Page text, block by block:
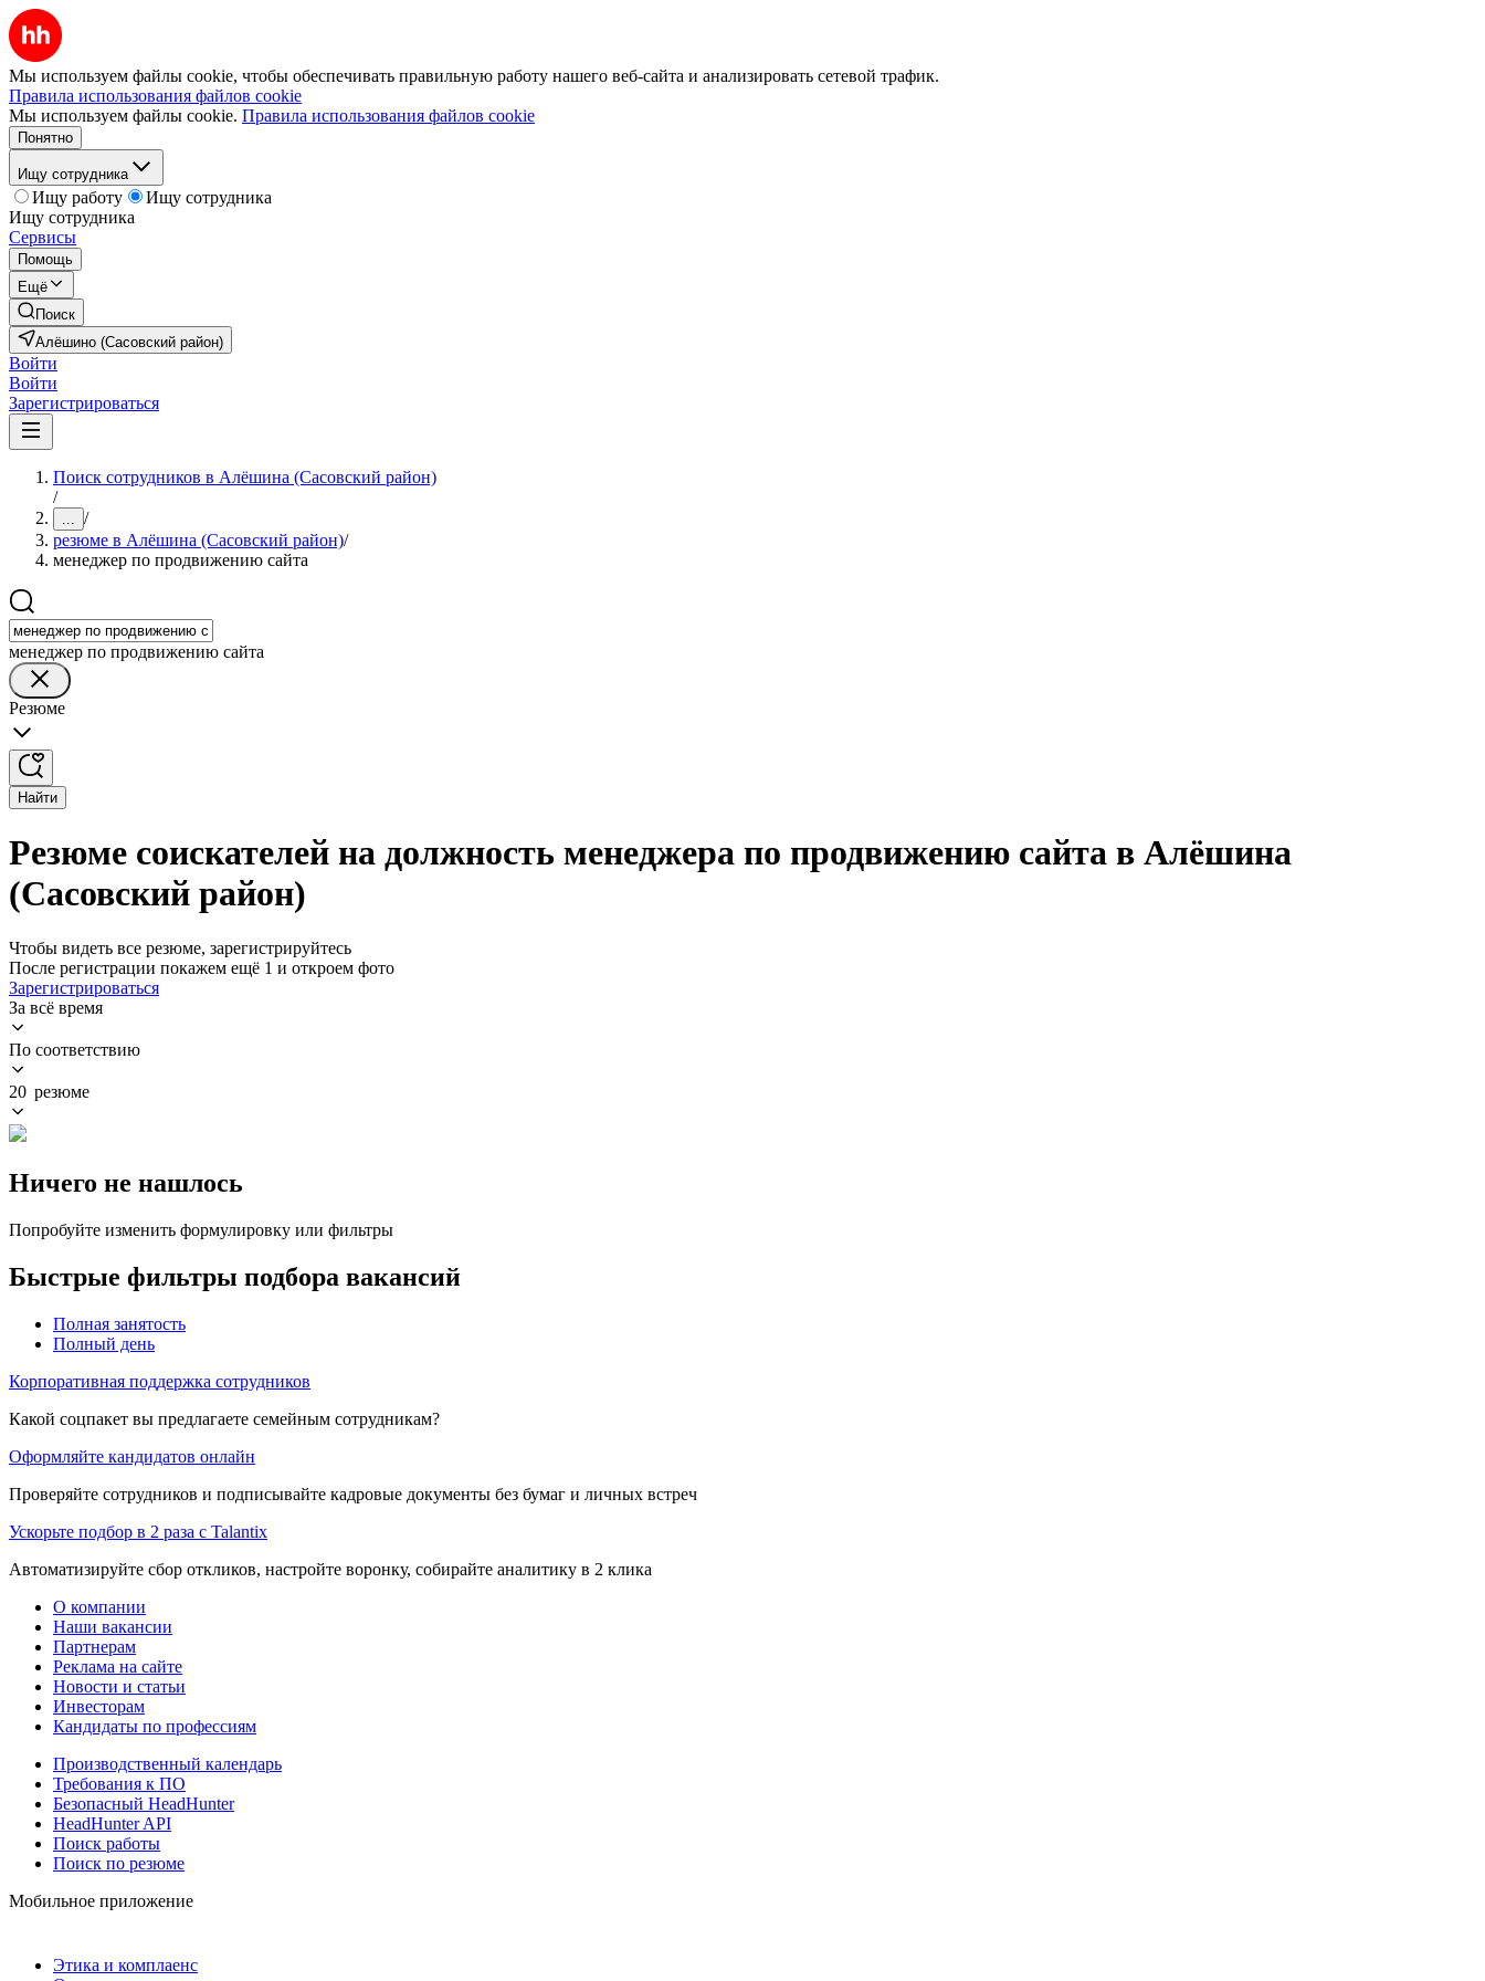
Мы используем файлы cookie, чтобы обеспечивать правильную работу нашего веб-сайта и анализировать сетевой трафик.
Правила использования файлов cookie
Мы используем файлы cookie. Правила использования файлов cookie
Понятно
Ищу сотрудника
Ищу работу
Ищу сотрудника
Ищу сотрудника
Сервисы
Помощь
Ещё
Поиск
Алёшино (Сасовский район)
Войти
Войти
Зарегистрироваться
Поиск сотрудников в Алёшина (Сасовский район)
/
... /
резюме в Алёшина (Сасовский район)/
менеджер по продвижению сайта
менеджер по продвижению сайта
Резюме
Найти
Резюме соискателей на должность менеджера по продвижению сайта в Алёшина
(Сасовский район)
Чтобы видеть все резюме, зарегистрируйтесь
После регистрации покажем ещё 1 и откроем фото
Зарегистрироваться
За всё время
По соответствию
20 резюме
Ничего не нашлось
Попробуйте изменить формулировку или фильтры
Быстрые фильтры подбора вакансий
Полная занятость
Полный день
Корпоративная поддержка сотрудников
Какой соцпакет вы предлагаете семейным сотрудникам?
Оформляйте кандидатов онлайн
Проверяйте сотрудников и подписывайте кадровые документы без бумаг и личных встреч
Ускорьте подбор в 2 раза с Talantix
Автоматизируйте сбор откликов, настройте воронку, собирайте аналитику в 2 клика
О компании
Наши вакансии
Партнерам
Реклама на сайте
Новости и статьи
Инвесторам
Кандидаты по профессиям
Производственный календарь
Требования к ПО
Безопасный HeadHunter
HeadHunter API
Поиск работы
Поиск по резюме
Мобильное приложение
Этика и комплаенс